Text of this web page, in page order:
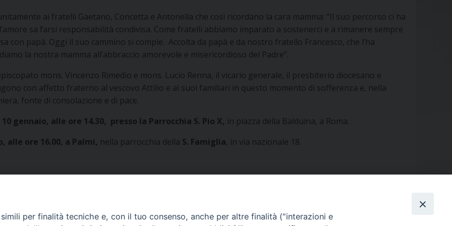
ai fratelli Gaetano, Concetta e Antonella che così ricordano la cara mamma: “Il suo percorso ci ha
sa farsi responsabilità condivisa. Come fratelli abbiamo imparato a sostenerci e a rimanere sempre
con papà. Oggi il suo cammino si compie. Accolta da papà e da nostro fratello Francesco, che l’ha
la nostra mamma all’abbraccio amorevole e misericordioso del Padre”.
mons. Vincenzo Rimedio e mons. Lucio Renna, il vicario generale, il presbiterio diocesano e
con affetto fraterno al vescovo Attilio e ai suoi familiari in questo momento di sofferenza e, nella
fonte di consolazione e di pace.
10 gennaio, alle ore 14.30, presso la Parrocchia S. Pio X, in piazza della Balduina, a Roma.
alle ore 16.00, a Palmi, nella parrocchia della S. Famiglia, in via nazionale 18.
per finalità tecniche e, con il tuo consenso, anche per altre finalità ("interazioni e